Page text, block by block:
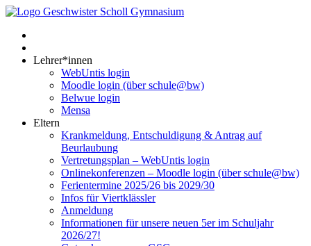
Lehrer*innen
WebUntis login
Moodle login (über schule@bw)
Belwue login
Mensa
Eltern
Krankmeldung, Entschuldigung & Antrag auf
Beurlaubung
Vertretungsplan – WebUntis login
Onlinekonferenzen – Moodle login (über schule@bw)
Ferientermine 2025/26 bis 2029/30
Infos für Viertklässler
Anmeldung
Informationen für unsere neuen 5er im Schuljahr
2026/27!